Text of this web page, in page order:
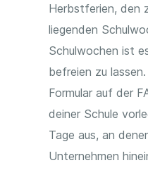
Herbstferien, den
liegenden
Schulwochen ist
befreien zu
Formular auf der
deiner Schule
Tage aus, an
Unternehmen